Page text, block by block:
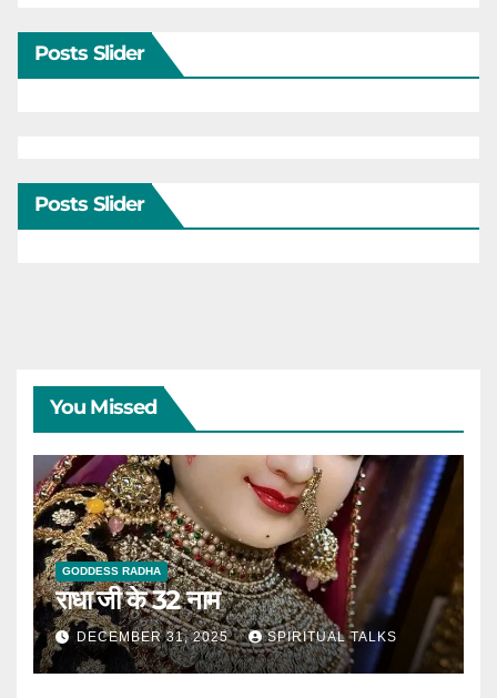
Posts Slider
Posts Slider
You Missed
GODDESS RADHA
राधा जी के 32 नाम
DECEMBER 31, 2025 SPIRITUAL TALKS